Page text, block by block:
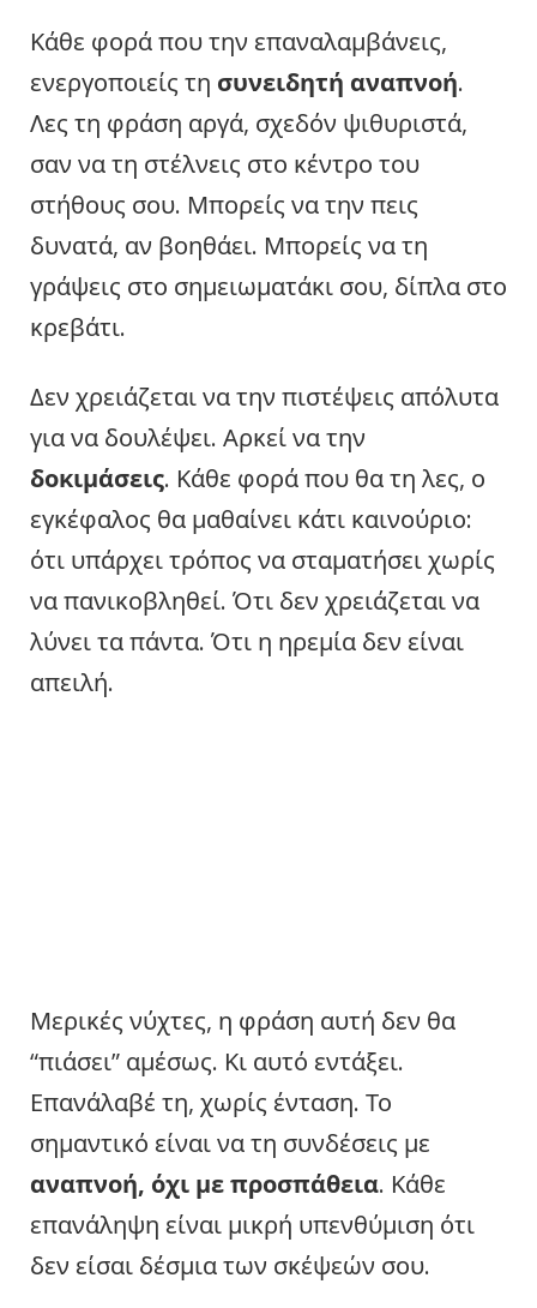
Κάθε φορά που την επαναλαμβάνεις,
ενεργοποιείς τη συνειδητή αναπνοή.
Λες τη φράση αργά, σχεδόν ψιθυριστά,
σαν να τη στέλνεις στο κέντρο του
στήθους σου. Μπορείς να την πεις
δυνατά, αν βοηθάει. Μπορείς να τη
γράψεις στο σημειωματάκι σου, δίπλα στο
κρεβάτι.
Δεν χρειάζεται να την πιστέψεις απόλυτα
για να δουλέψει. Αρκεί να την
δοκιμάσεις. Κάθε φορά που θα τη λες, ο
εγκέφαλος θα μαθαίνει κάτι καινούριο:
ότι υπάρχει τρόπος να σταματήσει χωρίς
να πανικοβληθεί. Ότι δεν χρειάζεται να
λύνει τα πάντα. Ότι η ηρεμία δεν είναι
απειλή.
Μερικές νύχτες, η φράση αυτή δεν θα
“πιάσει” αμέσως. Κι αυτό εντάξει.
Επανάλαβέ τη, χωρίς ένταση. Το
σημαντικό είναι να τη συνδέσεις με
αναπνοή, όχι με προσπάθεια. Κάθε
επανάληψη είναι μικρή υπενθύμιση ότι
δεν είσαι δέσμια των σκέψεών σου.